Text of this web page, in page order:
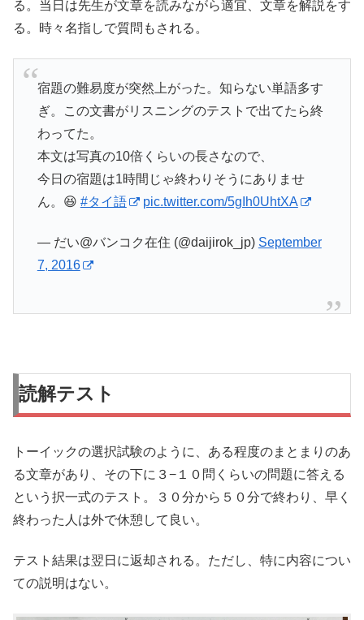
る。当日は先生が文章を読みながら適宜、文章を解説をす
る。時々名指しで質問もされる。
宿題の難易度が突然上がった。知らない単語多す
ぎ。この文書がリスニングのテストで出てたら終
わってた。
本文は写真の10倍くらいの長さなので、
今日の宿題は1時間じゃ終わりそうにありませ
ん。😆 #タイ語 pic.twitter.com/5gIh0UhtXA
— だい@バンコク在住 (@daijirok_jp) September
7, 2016
読解テスト
トーイックの選択試験のように、ある程度のまとまりのあ
る文章があり、その下に３−１０問くらいの問題に答える
という択一式のテスト。３０分から５０分で終わり、早く
終わった人は外で休憩して良い。
テスト結果は翌日に返却される。ただし、特に内容につい
ての説明はない。